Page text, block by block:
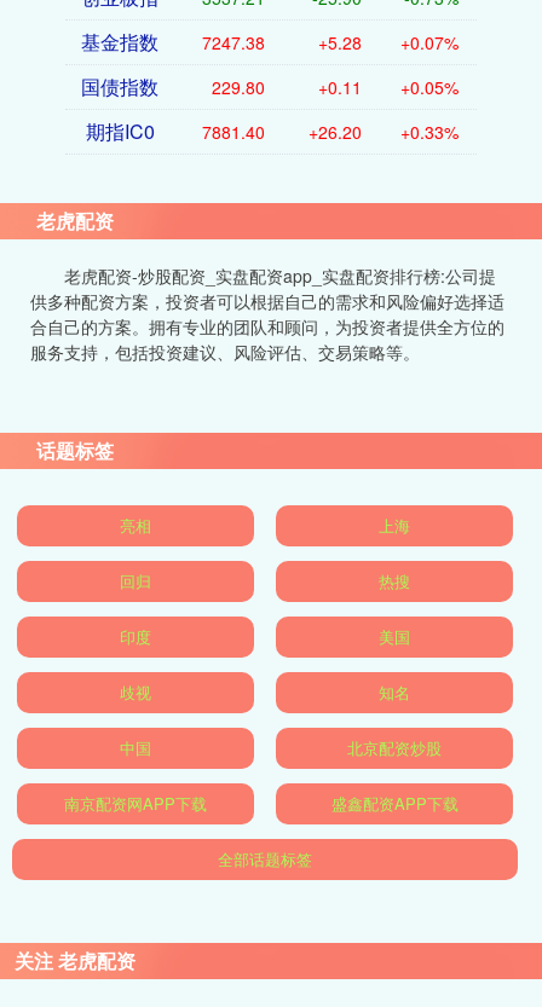
基金指数 7247.38 +5.28 +0.07%
国债指数 229.80 +0.11 +0.05%
期指IC0 7881.40 +26.20 +0.33%
老虎配资
老虎配资-炒股配资_实盘配资app_实盘配资排行榜:公司提
供多种配资方案，投资者可以根据自己的需求和风险偏好选择适
合自己的方案。拥有专业的团队和顾问，为投资者提供全方位的
服务支持，包括投资建议、风险评估、交易策略等。
话题标签
亮相 上海
回归 热搜
印度 美国
歧视 知名
中国 北京配资炒股
南京配资网APP下载 盛鑫配资APP下载
全部话题标签
关注 老虎配资